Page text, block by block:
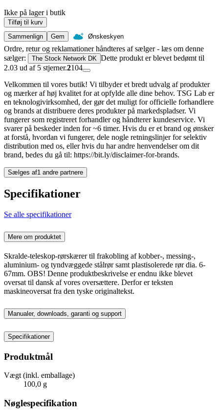
Ikke på lager i butik
Tilføj til kurv
Sammenlign
Gem Ønskeskyen
Ordre, retur og reklamationer håndteres af sælger - læs om denne
sælger:
The Stock Network DK Dette produkt er blevet bedømt til
2.03 ud af 5 stjerner.2104
Velkommen til vores butik! Vi tilbyder et bredt udvalg af produkter
og mærker af høj kvalitet for at opfylde alle dine behov. TSG Lab er
en teknologivirksomhed, der gør det muligt for officielle forhandlere
og brands at distribuere deres produkter på markedspladser. Vi
fungerer som registreret forhandler og håndterer kundeservice. Vi
svarer på beskeder inden for ~6 timer. Hvis du er et brand og ønsker
at forstå, hvordan vi fungerer, dele nogle retningslinjer for selektiv
distribution med os, eller hvis du har andre henvendelser om dit
brand, bedes du gå til: https://bit.ly/disclaimer-for-brands.
Sælges af1 andre partnere
Specifikationer
Se alle specifikationer
Mere om produktet
Skralde-teleskop-rørskærer til frakobling af kobber-, messing-,
aluminium- og tyndvæggede stålrør samt plastisolerede rør dia. 6-
67mm. OBS! Denne produktbeskrivelse er endnu ikke blevet
oversat til dansk af vores oversættere. Derfor er teksten
maskineoversat fra den tyske originaltekst.
Manualer, downloads, garanti og support
Specifikationer
Produktmål
Vægt (inkl. emballage)
100,0 g
Nøglespecifikation